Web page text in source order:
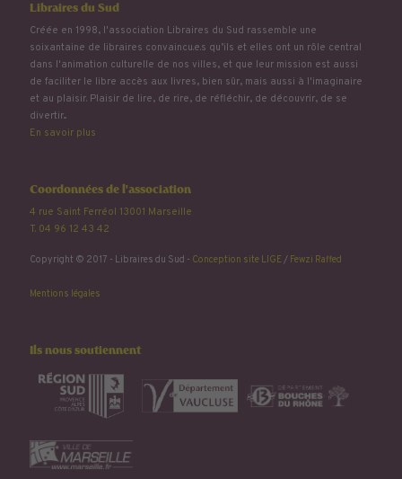
Libraires du Sud
Créée en 1998, l'association Libraires du Sud rassemble une
soixantaine de libraires convaincu.e.s qu’ils et elles ont un rôle central
dans l'animation culturelle de nos villes, et que leur mission est aussi
de faciliter le libre accès aux livres, bien sûr, mais aussi à l'imaginaire
et au plaisir. Plaisir de lire, de rire, de réfléchir, de découvrir, de se
divertir...
En savoir plus
Coordonnées de l'association
4 rue Saint Ferréol 13001 Marseille
T. 04 96 12 43 42
Copyright © 2017 - Libraires du Sud - Conception site LIGE/ Fewzi Raffed
Mentions légales
Ils nous soutiennent